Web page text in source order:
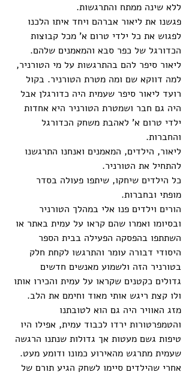
ללא שינה ממתח והתרגשות.
פגשנו את ליאור אברהם ויחד איתו הלכנו
לפגוש את כל ילדי טרום א' מכל קבוצות
הכדורגל של כפר סבא והמאמנים שלהם.
ליאור סיפר להם בהתרגשות על מי הטורניר,
למה דווקא שם ומה מטרת הטורניר. בקול
רועד ליאור סיפר שעמית היה כדורגלן אבל
היה גם חבר ושמטרת הטורניר היא אחדות
ילדי טרום א' לאהבת משחק הכדורגל
והחברות.
ליאור, הילדים, המאמנים ואנחנו התרגשנו
להתחיל את הטורניר.
כל הילדים שיחקו, שיתפו פעולה בסדר
מופתי ובחברות.
הורים וילדים פנו אלי במהלך הטורניר
ובסיומו ואמרו שהם קראו על עמית באתר או
השתתפו בהפסקה הפעילה בבית הספר
היסודי דבורה עומר והתרגשו לקחת חלק
בטורניר הזה ולשמוע מאנשים חדשים
גדולים כקטנים שקראו על עמית והכירו אותו
ולו קצת ריגש אותי מאוד וחימם את הלב.
מזג האוויר היה גם הוא לטובתנו
והטמפרטורות ירדו לכבוד עמית, אפילו היו
טיפות גשם מעטות אך גדולות שנתנו הרגשה
שעמית מתרגש מהאירוע כמונו ודומע מעט.
אחרי שהילדים סיימו לשחק הגיע תורם של